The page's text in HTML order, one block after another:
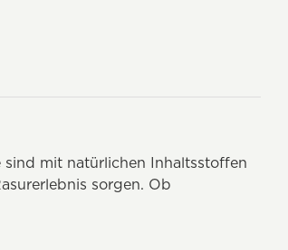
mit natürlichen Inhaltsstoffen
sorgen. Ob